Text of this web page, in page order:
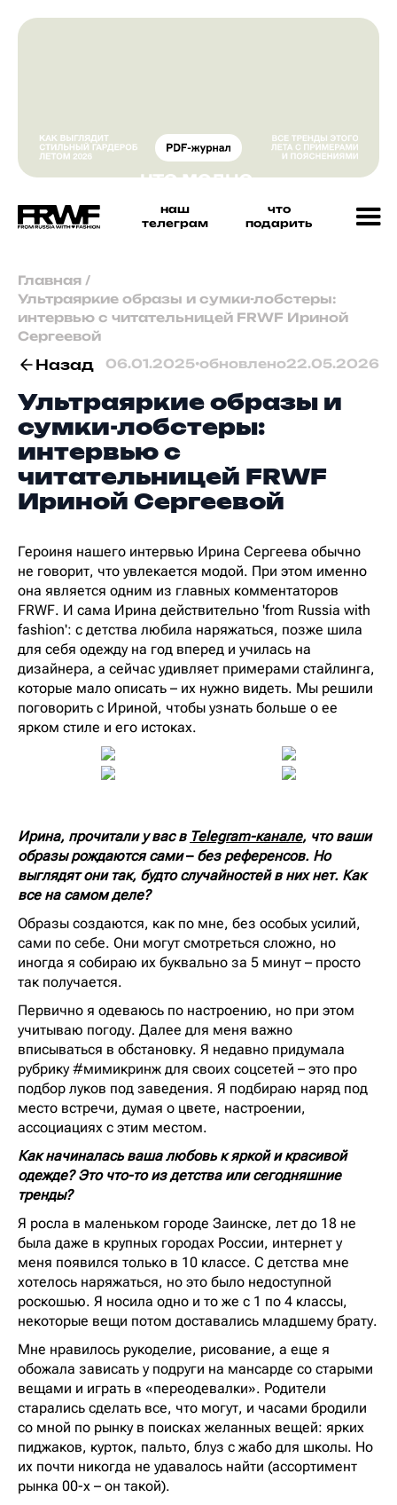
наш
телеграм
что
подарить
Главная /
Ультраяркие образы и сумки-лобстеры:
интервью с читательницей FRWF Ириной
Сергеевой
Назад 06.01.2025•обновлено22.05.2026
Ультраяркие образы и
сумки-лобстеры:
интервью с
читательницей FRWF
Ириной Сергеевой
Героиня нашего интервью Ирина Сергеева обычно
не говорит, что увлекается модой. При этом именно
она является одним из главных комментаторов
FRWF. И сама Ирина действительно 'from Russia with
fashion': с детства любила наряжаться, позже шила
для себя одежду на год вперед и училась на
дизайнера, а сейчас удивляет примерами стайлинга,
которые мало описать – их нужно видеть. Мы решили
поговорить с Ириной, чтобы узнать больше о ее
ярком стиле и его истоках.
Ирина, прочитали у вас в Telegram-канале, что ваши
образы рождаются сами– без референсов. Но
выглядят они так, будто случайностей в них нет. Как
все на самом деле?
Образы создаются, как по мне, без особых усилий,
сами по себе. Они могут смотреться сложно, но
иногда я собираю их буквально за 5 минут – просто
так получается.
Первично я одеваюсь по настроению, но при этом
учитываю погоду. Далее для меня важно
вписываться в обстановку. Я недавно придумала
рубрику #мимикринж для своих соцсетей – это про
подбор луков под заведения. Я подбираю наряд под
место встречи, думая о цвете, настроении,
ассоциациях с этим местом.
Как начиналась ваша любовь к яркой и красивой
одежде? Это что-то из детства или сегодняшние
тренды?
Я росла в маленьком городе Заинске, лет до 18 не
была даже в крупных городах России, интернет у
меня появился только в 10 классе. С детства мне
хотелось наряжаться, но это было недоступной
роскошью. Я носила одно и то же с 1 по 4 классы,
некоторые вещи потом доставались младшему брату.
Мне нравилось рукоделие, рисование, а еще я
обожала зависать у подруги на мансарде со старыми
вещами и играть в «переодевалки». Родители
старались сделать все, что могут, и часами бродили
со мной по рынку в поисках желанных вещей: ярких
пиджаков, курток, пальто, блуз с жабо для школы. Но
их почти никогда не удавалось найти (ассортимент
рынка 00-х – он такой).